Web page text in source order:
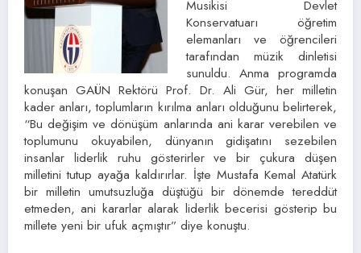
Musikisi Devlet
Konservatuarı öğretim
elemanları ve öğrencileri
tarafından müzik dinletisi
sunuldu. Anma programda
konuşan GAÜN Rektörü Prof. Dr. Ali Gür, her milletin
kader anları, toplumların kırılma anları olduğunu belirterek,
“Bu değişim ve dönüşüm anlarında ani karar verebilen ve
toplumunu okuyabilen, dünyanın gidişatını sezebilen
insanlar liderlik ruhu gösterirler ve bir çukura düşen
milletini tutup ayağa kaldırırlar. İşte Mustafa Kemal Atatürk
bir milletin umutsuzluğa düştüğü bir dönemde tereddüt
etmeden, ani kararlar alarak liderlik becerisi gösterip bu
millete yeni bir ufuk açmıştır” diye konuştu.